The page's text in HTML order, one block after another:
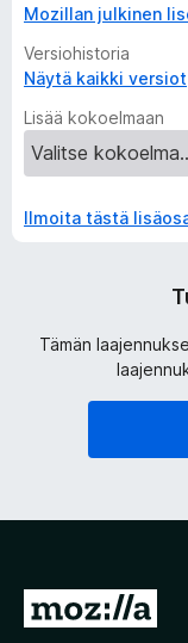
Mozillan julkinen
Versiohistoria
Näytä kaikki versiot
Lisää kokoelmaan
Ilmoita tästä
Tämän
S